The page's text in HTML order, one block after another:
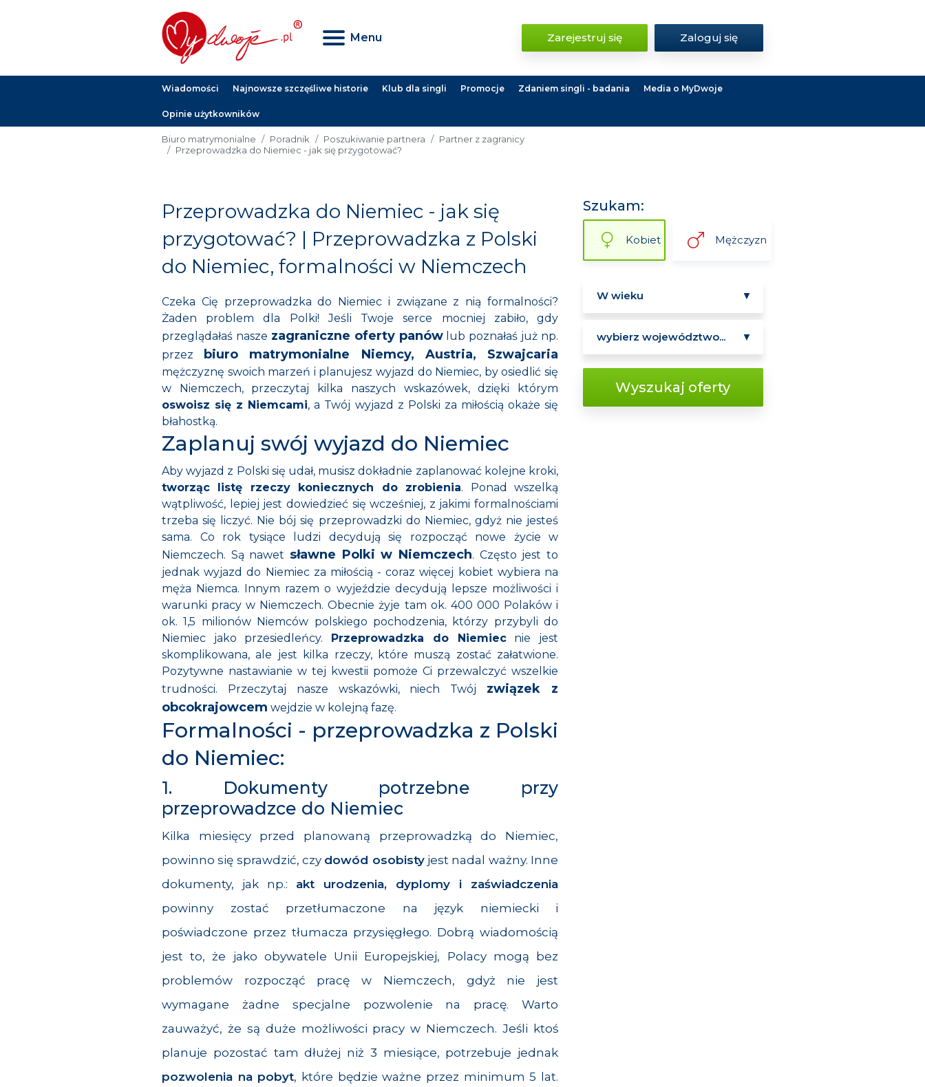
Menu Zarejestruj się Zaloguj się
Wiadomości Najnowsze szczęśliwe historie Klub dla singli Promocje Zdaniem singli - badania Media o MyDwoje
Opinie użytkowników
Biuro matrymonialne Poradnik Poszukiwanie partnera
Partner z zagranicy
Przeprowadzka do Niemiec - jak się przygotować?
Szukam:
Kobiet Mężczyzn
Wyszukaj oferty
Przeprowadzka do Niemiec - jak się
przygotować? | Przeprowadzka z Polski
do Niemiec, formalności w Niemczech
Czeka Cię przeprowadzka do Niemiec i związane z nią formalności?
Żaden problem dla Polki! Jeśli Twoje serce mocniej zabiło, gdy
przeglądałaś nasze zagraniczne oferty panówlub poznałaś już np.
przez biuro matrymonialne Niemcy, Austria, Szwajcaria
mężczyznę swoich marzeń i planujesz wyjazd do Niemiec, by osiedlić się
w Niemczech, przeczytaj kilka naszych wskazówek, dzięki którym
oswoisz się z Niemcami, a Twój wyjazd z Polski za miłością okaże się
błahostką.
Zaplanuj swój wyjazd do Niemiec
Aby wyjazd z Polski się udał, musisz dokładnie zaplanować kolejne kroki,
tworząc listę rzeczy koniecznych do zrobienia. Ponad wszelką
wątpliwość, lepiej jest dowiedzieć się wcześniej, z jakimi formalnościami
trzeba się liczyć. Nie bój się przeprowadzki do Niemiec, gdyż nie jesteś
sama. Co rok tysiące ludzi decydują się rozpocząć nowe życie w
Niemczech. Są nawet sławne Polki w Niemczech. Często jest to
jednak wyjazd do Niemiec za miłością - coraz więcej kobiet wybiera na
męża Niemca. Innym razem o wyjeździe decydują lepsze możliwości i
warunki pracy w Niemczech. Obecnie żyje tam ok. 400 000 Polaków i
ok. 1,5 milionów Niemców polskiego pochodzenia, którzy przybyli do
Niemiec jako przesiedleńcy. Przeprowadzka do Niemiecnie jest
skomplikowana, ale jest kilka rzeczy, które muszą zostać załatwione.
Pozytywne nastawianie w tej kwestii pomoże Ci przewalczyć wszelkie
trudności. Przeczytaj nasze wskazówki, niech Twój związek z
obcokrajowcem wejdzie w kolejną fazę.
Formalności - przeprowadzka z Polski
do Niemiec:
1. Dokumenty potrzebne przy
przeprowadzce do Niemiec
Kilka miesięcy przed planowaną przeprowadzką do Niemiec,
powinno się sprawdzić, czy dowód osobistyjest nadal ważny. Inne
dokumenty, jak np.: akt urodzenia, dyplomy i zaświadczenia
powinny zostać przetłumaczone na język niemiecki i
poświadczone przez tłumacza przysięgłego. Dobrą wiadomością
jest to, że jako obywatele Unii Europejskiej, Polacy mogą bez
problemów rozpocząć pracę w Niemczech, gdyż nie jest
wymagane żadne specjalne pozwolenie na pracę. Warto
zauważyć, że są duże możliwości pracy w Niemczech. Jeśli ktoś
planuje pozostać tam dłużej niż 3 miesiące, potrzebuje jednak
pozwolenia na pobyt, które będzie ważne przez minimum 5 lat.